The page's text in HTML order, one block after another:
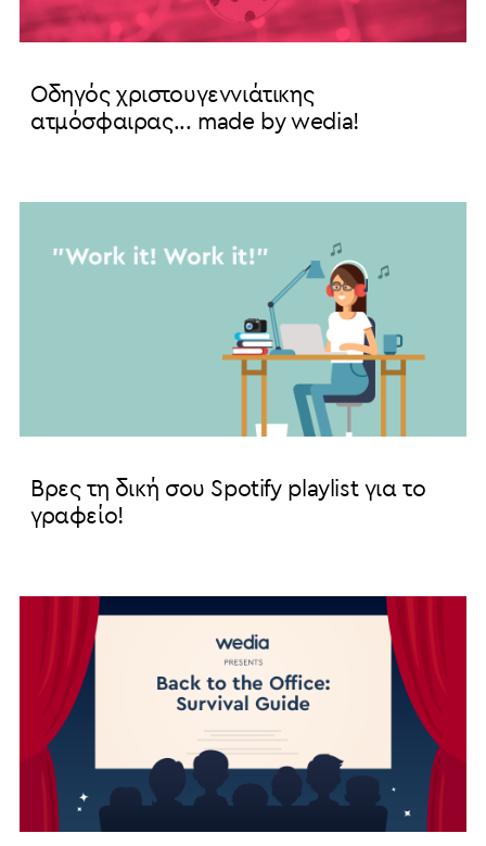
Οδηγός χριστουγεννιάτικης
ατμόσφαιρας... made by wedia!
Βρες τη δική σου Spotify playlist για το
γραφείο!